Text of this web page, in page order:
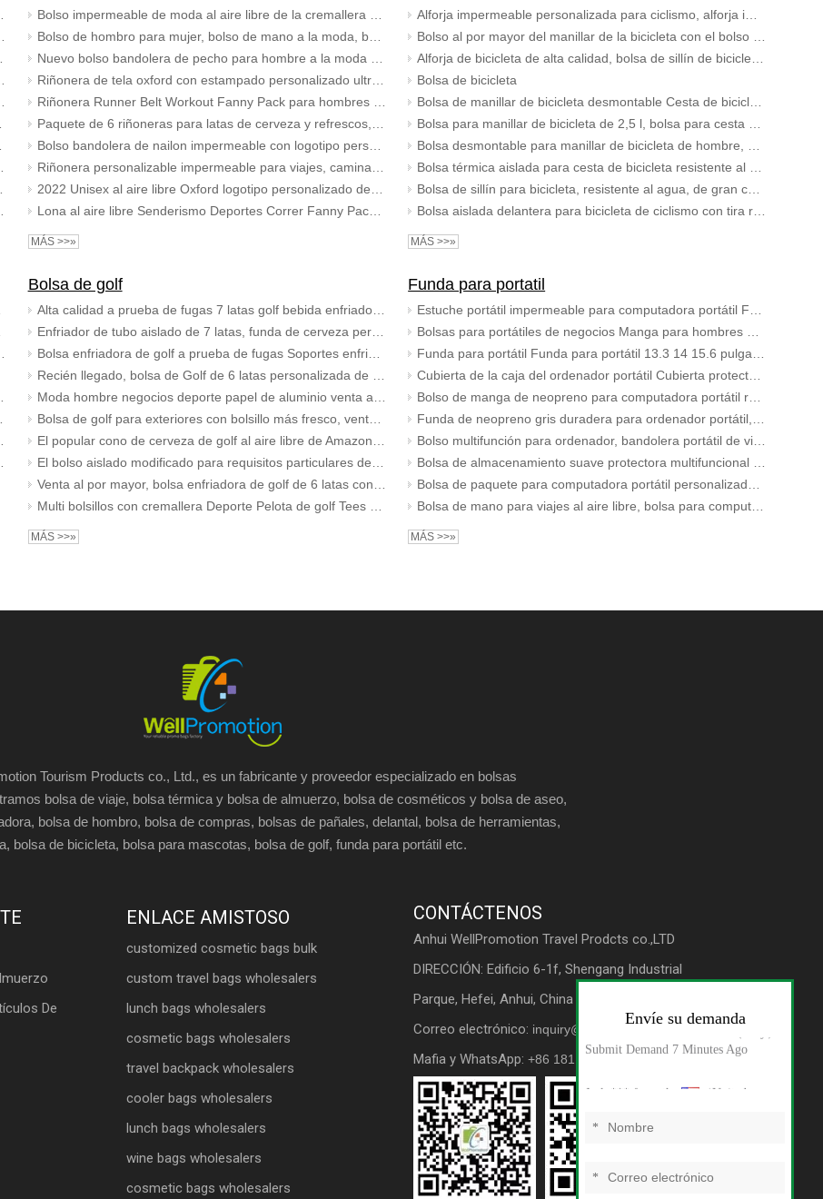
con funda para conductores
de cocina bolsa de transporte
para enfermera
soporte para teléfono móvil
estuche de almacenamiento
para el hombro
personalizada
Walkie Talkie
para el hombro
personalizado portátil de mano
Bolso impermeable de moda al aire libre de la cremallera de la cintura de los paquetes de Fanny de Oxford para las mujeres con el logotipo de encargo
Bolso de hombro para mujer, bolso de mano a la moda, bandolera multiusos, bolso de mano y bolso de noche
Nuevo bolso bandolera de pecho para hombre a la moda con logotipo personalizado, bolsos de mensajero impermeables, bandolera para hombre con bolsillo para botella de agua
Riñonera de tela oxford con estampado personalizado ultraligero 2022, riñonera de moda con cinturón cruzado, riñonera para hombre
Riñonera Runner Belt Workout Fanny Pack para hombres y mujeres.
Paquete de 6 riñoneras para latas de cerveza y refrescos, riñonera para hombres, viajes, senderismo, hebilla ajustable, lata de camuflaje, soporte para cinturón de cerveza
Bolso bandolera de nailon impermeable con logotipo personalizado para hombre, bolso de pecho a la moda, riñonera para equipaje, bolsos de mensajero de diseñador para hombre
Riñonera personalizable impermeable para viajes, caminar, deportes, gimnasio, correr, riñonera, riñonera de cuero para hombres
2022 Unisex al aire libre Oxford logotipo personalizado deporte riñonera pecho bolsas de mensajero organizador de teléfono para viajar correr
Lona al aire libre Senderismo Deportes Correr Fanny Pack Cinturón Monedero Logotipo personalizado Riñonera para hombres que viajan
MÁS >>»
Alforja impermeable personalizada para ciclismo, alforja impermeable para bicicleta
Bolso al por mayor del manillar de la bicicleta con el bolso de encargo de la bolsa de la bicicleta del manillar del bolso de la bicicleta del bolsillo de la malla
Alforja de bicicleta de alta calidad, bolsa de sillín de bicicleta, impermeable, alforja de bicicleta, bolsa de transporte de bicicleta de viaje
Bolsa de bicicleta
Bolsa de manillar de bicicleta desmontable Cesta de bicicleta impermeable Bolsa de almacenamiento frontal de bicicleta con bolsa transparente Pantalla táctil
Bolsa para manillar de bicicleta de 2,5 l, bolsa para cesta de bicicleta con bolsillo de malla, bolsa para bicicleta, bolsa para manillar de bicicleta
Bolsa desmontable para manillar de bicicleta de hombre, bolsa delantera para exteriores para bicicleta, bolsa para bicicleta con soporte de liberación rápida y correa para el hombro
Bolsa térmica aislada para cesta de bicicleta resistente al agua, bolsa para manillar de bicicleta con soporte para teléfono de bicicleta
Bolsa de sillín para bicicleta, resistente al agua, de gran capacidad, para haz de teléfono móvil
Bolsa aislada delantera para bicicleta de ciclismo con tira reflectante, bolsa para manillar, cesta, alforja, bolsa enfriadora
MÁS >>»
portátil para mascotas
de tela para perros plegable
caminar, acampar
Tote Sling Bag Viaje para perro
alimentos y mantel impermeable
Bolsa de golf
Alta calidad a prueba de fugas 7 latas golf bebida enfriador tubo sling bag viaje picnic deportes golf cerveza lata enfriador bolsa
Enfriador de tubo aislado de 7 latas, funda de cerveza personalizada de 7 paquetes para bolsas de golf, bolsa de eslinga enfriadora de bebidas a prueba de fugas
Bolsa enfriadora de golf a prueba de fugas Soportes enfriadores de cerveza aislados con eslinga Paquete de 6 latas o dos botellas de vino
Recién llegado, bolsa de Golf de 6 latas personalizada de alta calidad, manga enfriadora de cerveza con correa ajustable para el hombro y almohadilla para el hombro
Moda hombre negocios deporte papel de aluminio venta al por mayor bolsa de refrigerador de manga de golf 5 tubo puede bolsa de mochila de refrigerador de playa
Bolsa de golf para exteriores con bolsillo más fresco, venta al por mayor, bolsas más frescas con aislamiento personalizado, capacidad para 6 latas de cerveza, bolsa de golf personalizable personal
El popular cono de cerveza de golf al aire libre de Amazon con un bolso enfriador cruzado de un hombro.
El bolso aislado modificado para requisitos particulares del refrigerador del golf sostiene el bolso termal portátil del transporte de la bebida de la cola de la cerveza de la lata 6 7
Venta al por mayor, bolsa enfriadora de golf de 6 latas con asa portátil y correa para el hombro, bolsas aislantes para cerveza
Multi bolsillos con cremallera Deporte Pelota de golf Tees Organizador Bolsa Bolsa Clip Gancho para bolsas Bolsa de pelota de golf Bolsa
MÁS >>»
Funda para portatil
Estuche portátil impermeable para computadora portátil Funda para computadora portátil 13.3 14 15 15.6 pulgadas ForComputer Bag
Bolsas para portátiles de negocios Manga para hombres Uso comercial de oficina Logotipo personalizado Bolsa de computadora de fieltro Bolsa de asas
Funda para portátil Funda para portátil 13.3 14 15.6 pulgadas Funda para portátil Funda para portátil
Cubierta de la caja del ordenador portátil Cubierta protectora de la piel de la manga del portátil
Bolso de manga de neopreno para computadora portátil rosa resistente a los golpes a la moda para mujer, maletín duradero delgado para computadora portátil
Funda de neopreno gris duradera para ordenador portátil, resistente a los golpes, delgada, para hombre
Bolso multifunción para ordenador, bandolera portátil de viaje, bolso de hombro para ordenador portátil, bolso de mano para ordenador para hombre
Bolsa de almacenamiento suave protectora multifuncional para computadora portátil, bolsa de mensajero para computadora portátil para hombres
Bolsa de paquete para computadora portátil personalizada profesional Bolsa de viaje para computadora de negocios Crossbody Laptop Tote Shoulder Bag
Bolsa de mano para viajes al aire libre, bolsa para computadora, portátiles de negocios, bolsa de almacenamiento para portátiles, bolsas y fundas para portátiles
MÁS >>»
Tourism Products co., Ltd., es un fabricante y proveedor especializado en bolsas
bolsa de viaje, bolsa térmica y bolsa de almuerzo, bolsa de cosméticos y bolsa de aseo,
bolsa de hombro, bolsa de compras, bolsas de pañales, delantal, bolsa de herramientas,
bolsa de bicicleta, bolsa para mascotas, bolsa de golf, funda para portátil etc.
De
ENLACE AMISTOSO
customized cosmetic bags bulk
custom travel bags wholesalers
lunch bags wholesalers
cosmetic bags wholesalers
travel backpack wholesalers
cooler bags wholesalers
lunch bags wholesalers
wine bags wholesalers
cosmetic bags wholesalers
CONTÁCTENOS
Anhui WellPromotion Travel Prodcts co.,LTD
DIRECCIÓN: Edificio 6-1f, Shengang Industrial
Parque, Hefei, Anhui, China
Correo electrónico: inquiry@wellpromotion.com
Mafia y WhatsApp: +86 181 5607 7309